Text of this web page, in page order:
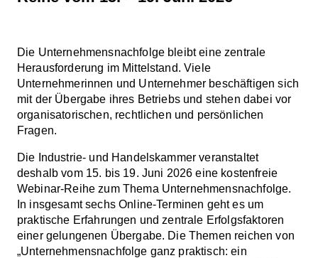
Die Unternehmensnachfolge bleibt eine zentrale
Herausforderung im Mittelstand. Viele
Unternehmerinnen und Unternehmer beschäftigen sich
mit der Übergabe ihres Betriebs und stehen dabei vor
organisatorischen, rechtlichen und persönlichen
Fragen.
Die Industrie- und Handelskammer veranstaltet
deshalb vom 15. bis 19. Juni 2026 eine kostenfreie
Webinar-Reihe zum Thema Unternehmensnachfolge.
In insgesamt sechs Online-Terminen geht es um
praktische Erfahrungen und zentrale Erfolgsfaktoren
einer gelungenen Übergabe. Die Themen reichen von
„Unternehmensnachfolge ganz praktisch: ein